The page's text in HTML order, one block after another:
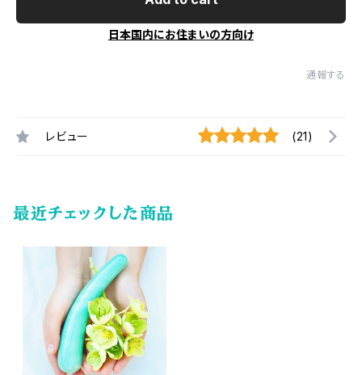
日本国内にお住まいの方向け
通報する
レビュー (21)
最近チェックした商品